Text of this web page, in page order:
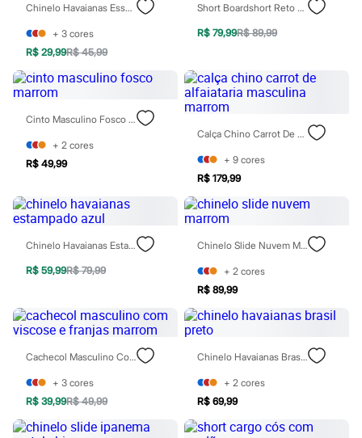
Carteiras
Óculos
Relógios
Calçados
Botas
Chinelos
Sapatos
Sandálias e Papetes
Tênis
Moda esportiva
Acessórios
Bermudas
Calças
Calçados
Regatas
Moda íntima
Meias
Personagens
Plus size
Calças
Camisas
Casacos e Jaquetas
Jeans
Moda esportiva
Shorts e Bermudas
Chinelo Havaianas Essential Azul Marinho
+ 3 cores
R$ 29,99R$ 45,99
Short Boardshort Reto Masculino Marrom
R$ 79,99R$ 89,99
Cinto Masculino Fosco Marrom
+ 2 cores
R$ 49,99
Calça Chino Carrot De Alfaiataria Masculina Marrom
+ 9 cores
R$ 179,99
Chinelo Havaianas Estampado Azul
R$ 59,99R$ 79,99
Chinelo Slide Nuvem Marrom
+ 2 cores
R$ 89,99
Cachecol Masculino Com Viscose E Franjas Marrom
+ 3 cores
R$ 39,99R$ 49,99
Chinelo Havaianas Brasil Preto
+ 2 cores
R$ 69,99